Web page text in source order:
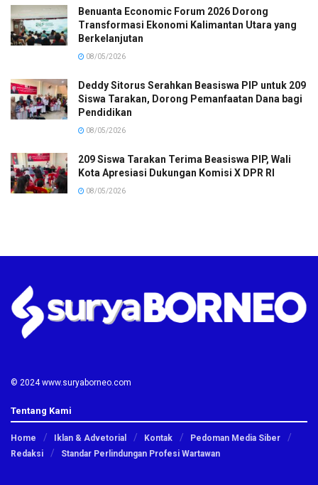
Benuanta Economic Forum 2026 Dorong
Transformasi Ekonomi Kalimantan Utara yang
Berkelanjutan
08/05/2026
Deddy Sitorus Serahkan Beasiswa PIP untuk 209
Siswa Tarakan, Dorong Pemanfaatan Dana bagi
Pendidikan
08/05/2026
209 Siswa Tarakan Terima Beasiswa PIP, Wali
Kota Apresiasi Dukungan Komisi X DPR RI
08/05/2026
© 2024 www.suryaborneo.com
Tentang Kami
Home Iklan & Advetorial Kontak
Pedoman Media Siber
Redaksi
Standar Perlindungan Profesi Wartawan